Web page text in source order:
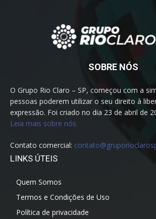
SOBRE NÓS
O Grupo Rio Claro – SP, começou com a
pessoas poderem utilizar o seu direito à
expressão. Foi criado no dia 23 de abril de
Leia mais sobre nós
Contato comercial:
LINKS ÚTEIS
Quem Somos
Termos e Condições de Uso
Política de privacidade